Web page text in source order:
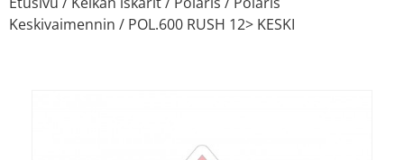
Keskivaimennin / POL.600 RUSH 12> KESKI